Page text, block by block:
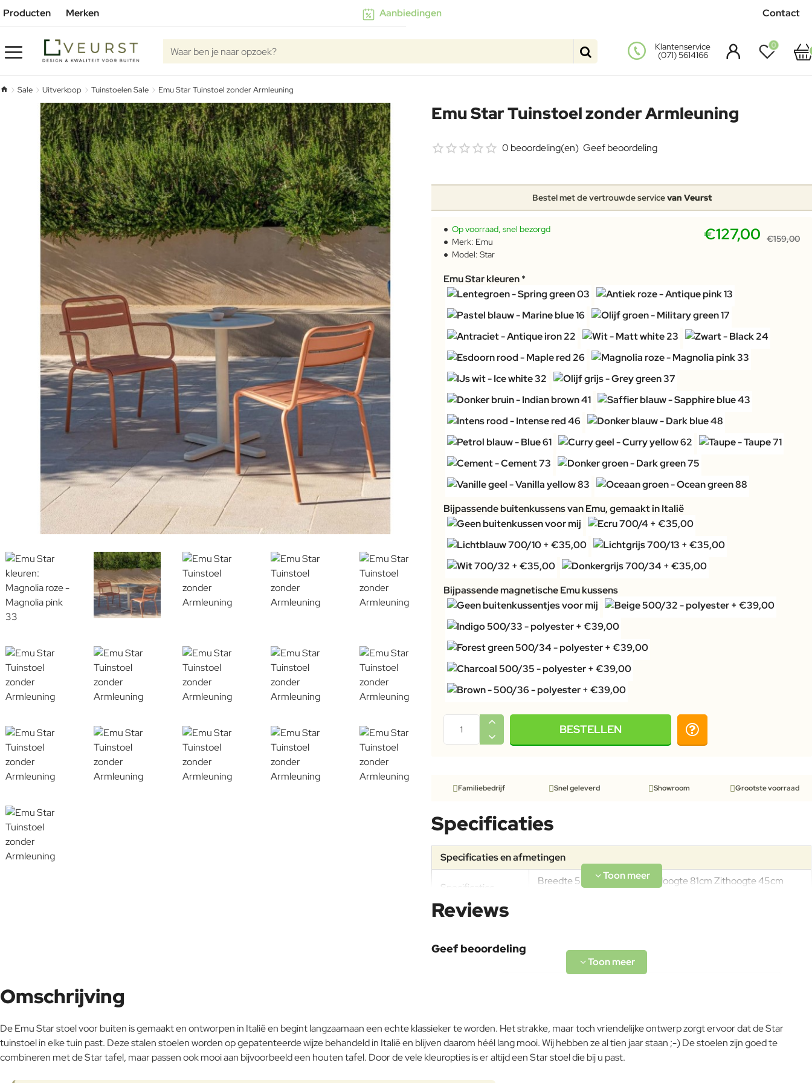
Producten Merken Aanbiedingen Contact
Waar ben je naar opzoek?
Klantenservice
(071) 5614166
0
Sale Uitverkoop Tuinstoelen Sale Emu Star Tuinstoel zonder Armleuning
Emu Star Tuinstoel zonder Armleuning
Bestel met de vertrouwde servicevan Veurst
0 beoordeling(en) Geef beoordeling
€127,00 €159,00
Op voorraad, snel bezorgd
Merk: Emu
Model: Star
Emu Star kleuren
Bijpassende buitenkussens van Emu, gemaakt in Italië
Bijpassende magnetische Emu kussens
BESTELLEN
Familiebedrijf Snel geleverd Showroom Grootste voorraad
Specificaties
Specificaties en afmetingen
Specificaties
Breedte 54cm Diepte 61cm Hoogte 81cm Zithoogte 45cm
Materiaal
De tuinstoel heeft een poedercoating (EMU Coat) om met het
product een exclusief karakter te geven en vertraagt het
Buitenkussen
wol maar dan tegen weersinvloeden bestand. Acryl is uv-
bestendig, vlekt niet en droogt snel waardoor het niet gaat
rotten als het met water in contact is gekomen.
Reviews
Geef beoordeling
Omschrijving
De Emu Star stoel voor buiten is gemaakt en ontworpen in Italië en begint langzaamaan een echte klassieker te worden. Het strakke, maar toch vriendelijke ontwerp zorgt ervoor dat de Star
tuinstoel in elke tuin past. Deze stalen stoelen worden op gepatenteerde wijze behandeld in Italië en blijven daarom héél lang mooi. Wij hebben ze al tien jaar staan ;-) De stoelen zijn goed te
combineren met de Star tafel, maar passen ook mooi aan bijvoorbeeld een houten tafel. Door de vele kleuropties is er altijd een Star stoel die bij u past.